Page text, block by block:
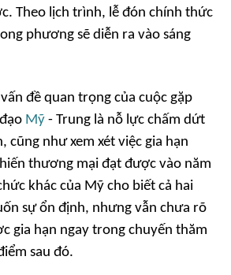
Theo lịch trình, lễ đón chính thức
phương sẽ diễn ra vào sáng
đề quan trọng của cuộc gặp
Mỹ - Trung là nỗ lực chấm dứt
cũng như xem xét việc gia hạn
thương mại đạt được vào năm
khác của Mỹ cho biết cả hai
sự ổn định, nhưng vẫn chưa rõ
gia hạn ngay trong chuyến thăm
sau đó.